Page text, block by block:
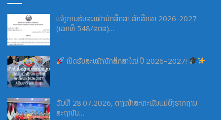
ແຈ້ງການຮັບສະໝັກນັກສຶກສາ ສົກສຶກສາ 2026-2027
(ເລກທີ 548/ສຕສ)…
ເປີດຮັບສະໝັກນັກສຶກສາໃໝ່ ປີ 2026–2027!
ວັນທີ 28.07.2026, ຕາງໜ້າສະຫະພັນແມ່ຍິງຮາກຖານ
ສະຖາບັນ…